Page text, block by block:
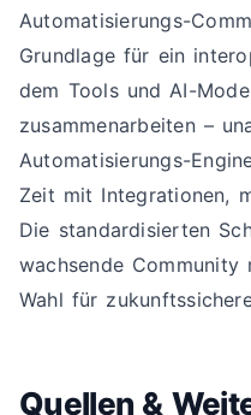
Automatisierungs-
Grundlage für ein
dem Tools und AI-
zusammenarbeiten –
Automatisierungs-
Zeit mit Integrationen,
Die standardisierten
wachsende Community
Wahl für
Quellen &